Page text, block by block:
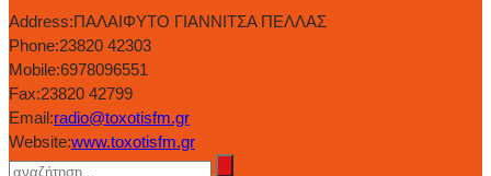
Address:ΠΑΛΑΙΦΥΤΟ ΓΙΑΝΝΙΤΣΑ ΠΕΛΛΑΣ
Phone:23820 42303
Mobile:6978096551
Fax:23820 42799
Email:radio@toxotisfm.gr
Website:www.toxotisfm.gr